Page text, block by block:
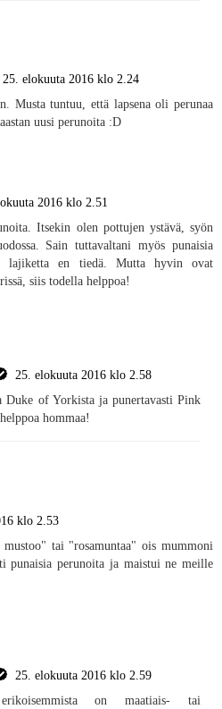
25. elokuuta 2016 klo 2.24
Musta tuntuu, että lapsena oli perunaa
uusi perunoita :D
2016 klo 2.51
Itsekin olen pottujen ystävä, syön
Sain tuttavaltani myös punaisia
lajiketta en tiedä. Mutta hyvin ovat
siis todella helppoa!
25. elokuuta 2016 klo 2.58
Duke of Yorkista ja punertavasti Pink
hommaa!
klo 2.53
tai "rosamuntaa" ois mummoni
punaisia perunoita ja maistui ne meille
25. elokuuta 2016 klo 2.59
on maatiais- tai